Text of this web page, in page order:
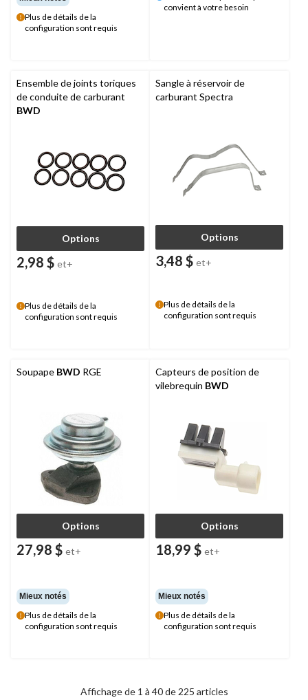
Plus de détails de la
configuration sont requis
convient à votre besoin
Ensemble de joints toriques
de conduite de carburant
BWD
Options
2,98 $ et+
Plus de détails de la
configuration sont requis
Sangle à réservoir de
carburant Spectra
Options
3,48 $ et+
Plus de détails de la
configuration sont requis
Soupape BWD RGE
Options
27,98 $ et+
Mieux notés
Plus de détails de la
configuration sont requis
Capteurs de position de
vilebrequin BWD
Options
18,99 $ et+
Mieux notés
Plus de détails de la
configuration sont requis
Affichage de 1 à 40 de 225 articles